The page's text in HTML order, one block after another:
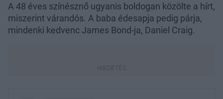
A 48 éves színésznő ugyanis boldogan közölte a hírt,
miszerint várandós. A baba édesapja pedig párja,
mindenki kedvenc James Bond-ja, Daniel Craig.